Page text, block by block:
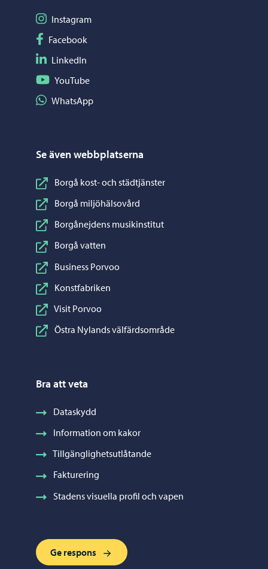
Följ på Instagram
Instagram
Följ på Facebook
Facebook
Följ på LinkedIn
LinkedIn
Följ på YouTube
YouTube
Dela på WhatsApp
WhatsApp
Se även webbplatserna
Borgå kost- och städtjänster
Borgå miljöhälsovård
Borgånejdens musikinstitut
Borgå vatten
Business Porvoo
Konstfabriken
Visit Porvoo
Östra Nylands välfärdsområde
Bra att veta
Dataskydd
Information om kakor
Tillgänglighetsutlåtande
Fakturering
Stadens visuella profil och vapen
Ge respons